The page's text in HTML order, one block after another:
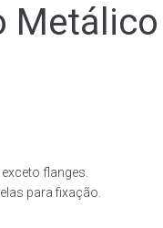
flanges.
para fixação.